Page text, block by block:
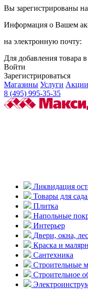
Вы зарегистрированы
Информация о Вашем
на электронную почту:
Для добавления товара
Войти
Зарегистрироваться
Магазины Услуги Акции
8 (495) 995-35-35
Ликвидация
Товары для
Плитка
Напольные
Интерьер
Двери, окна,
Краска и
Сантехника
Строительные
Строительное